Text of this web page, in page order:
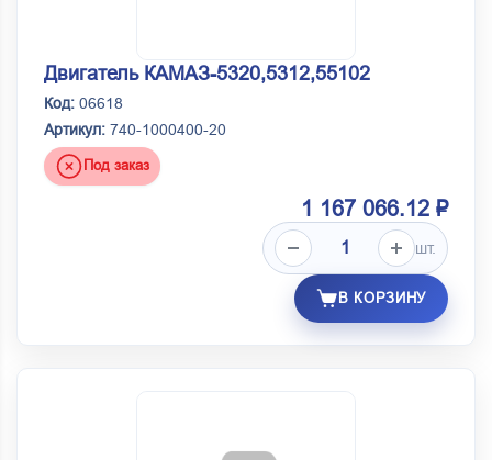
Двигатель КАМАЗ-5320,5312,55102
Код: 06618
Артикул: 740-1000400-20
Под заказ
1 167 066.12 ₽
шт.
В КОРЗИНУ